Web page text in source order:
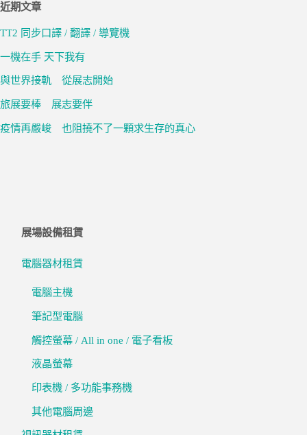
近期文章
TT2 同步口譯 / 翻譯 / 導覽機
一機在手 天下我有
與世界接軌 從展志開始
旅展要棒 展志要伴
疫情再嚴峻 也阻撓不了一顆求生存的真心
展場設備租賃
電腦器材租賃
電腦主機
筆記型電腦
觸控螢幕 / All in one / 電子看板
液晶螢幕
印表機 / 多功能事務機
其他電腦周邊